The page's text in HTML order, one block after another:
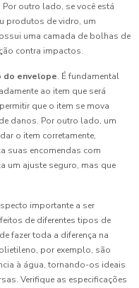
outro lado, se você está
produtos de vidro, um
uma camada de bolhas de
contra impactos.
do envelope. É fundamental
ao item que será
que o item se mova
danos. Por outro lado, um
o item corretamente,
suas encomendas com
um ajuste seguro, mas que
importante a ser
de diferentes tipos de
fazer toda a diferença na
por exemplo, são
à água, tornando-os ideais
Verifique as especificações